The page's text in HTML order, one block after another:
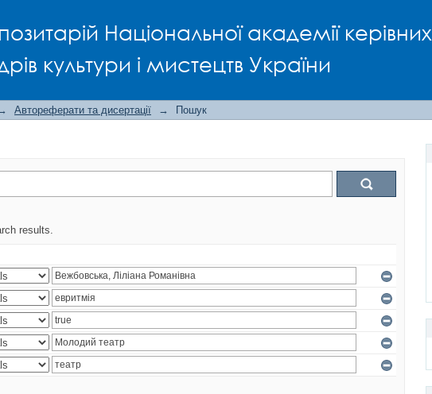
Національної академії керівних
культури і мистецтв України
Автореферати та дисертації → Пошук
results.